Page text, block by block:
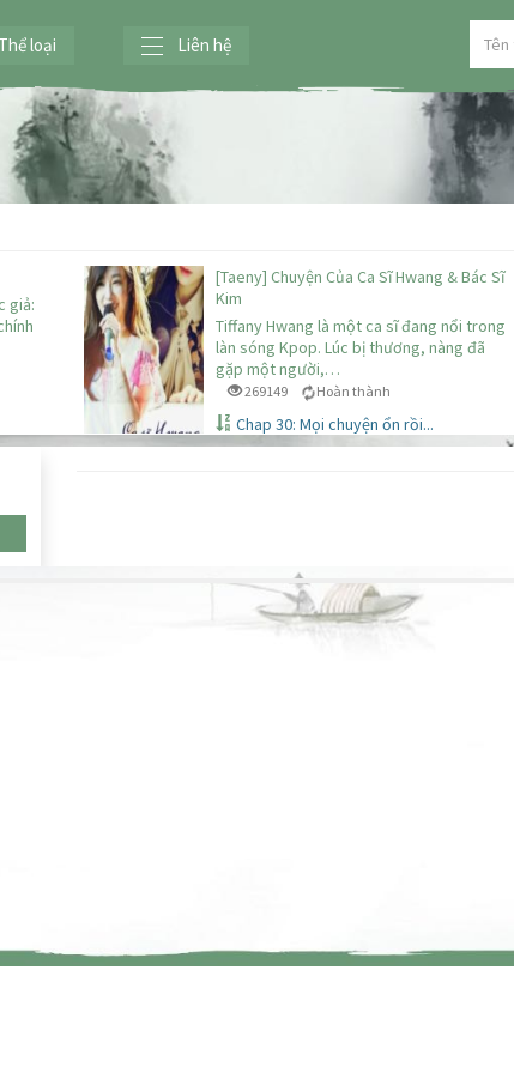
Thể loại Liên hệ
giả:
[Taeny] Chuyện Của Ca Sĩ Hwang & Bác Sĩ
Kim
Tiffany Hwang là một ca sĩ đang nổi trong
làn sóng Kpop. Lúc bị thương, nàng đã
gặp một người,…
269149 Hoàn thành
Chap 30: Mọi chuyện ổn rồi...